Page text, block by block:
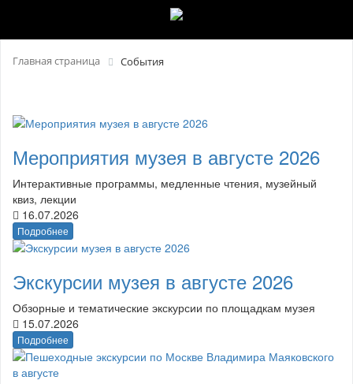
Главная страница События
Мероприятия музея в августе 2026
Интерактивные программы, медленные чтения, музейный
квиз, лекции
16.07.2026
Подробнее
Экскурсии музея в августе 2026
Обзорные и тематические экскурсии по площадкам музея
15.07.2026
Подробнее